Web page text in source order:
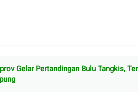
Gelar Pertandingan Bulu Tangkis,